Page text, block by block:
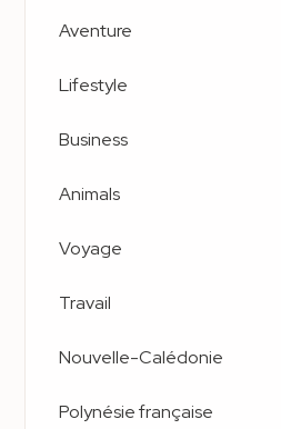
Aventure
Lifestyle
Business
Animals
Voyage
Travail
Nouvelle-Calédonie
Polynésie française